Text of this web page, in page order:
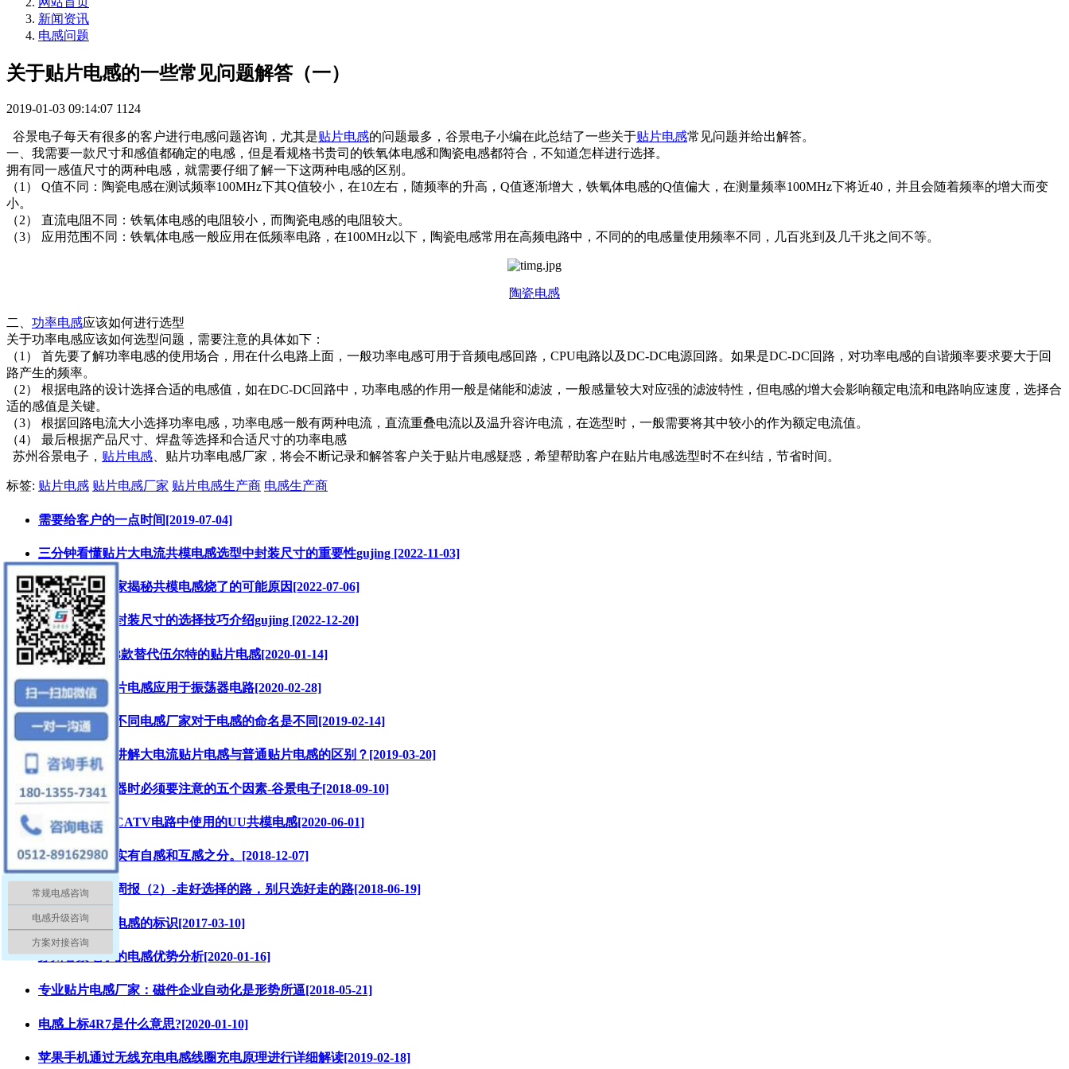
新闻资讯
电感问题
关于贴片电感的一些常见问题解答（一）
2019-01-03 09:14:07 1124
谷景电子每天有很多的客户进行电感问题咨询，尤其是贴片电感的问题最多，谷景电子小编在此总结了一些关于贴片电感常见问题并给出解答。
一、我需要一款尺寸和感值都确定的电感，但是看规格书贵司的铁氧体电感和陶瓷电感都符合，不知道怎样进行选择。
拥有同一感值尺寸的两种电感，就需要仔细了解一下这两种电感的区别。
（1） Q值不同：陶瓷电感在测试频率100MHz下其Q值较小，在10左右，随频率的升高，Q值逐渐增大，铁氧体电感的Q值偏大，在测量频率100MHz下将近40，并且会随着频率的增大而变
小。
（2） 直流电阻不同：铁氧体电感的电阻较小，而陶瓷电感的电阻较大。
（3） 应用范围不同：铁氧体电感一般应用在低频率电路，在100MHz以下，陶瓷电感常用在高频电路中，不同的的电感量使用频率不同，几百兆到及几千兆之间不等。
陶瓷电感
二、 功率电感应该如何进行选型
关于功率电感应该如何选型问题，需要注意的具体如下：
（1） 首先要了解功率电感的使用场合，用在什么电路上面，一般功率电感可用于音频电感回路，CPU电路以及DC-DC电源回路。如果是DC-DC回路，对功率电感的自谐频率要求要大于回
路产生的频率。
（2） 根据电路的设计选择合适的电感值，如在DC-DC回路中，功率电感的作用一般是储能和滤波，一般感量较大对应强的滤波特性，但电感的增大会影响额定电流和电路响应速度，选择合
适的感值是关键。
（3） 根据回路电流大小选择功率电感，功率电感一般有两种电流，直流重叠电流以及温升容许电流，在选型时，一般需要将其中较小的作为额定电流值。
（4） 最后根据产品尺寸、焊盘等选择和合适尺寸的功率电感
苏州谷景电子， 贴片电感 、贴片功率电感厂家，将会不断记录和解答客户关于贴片电感疑惑，希望帮助客户在贴片电感选型时不在纠结，节省时间。
标签: 贴片电感 贴片电感厂家 贴片电感生产商 电感生产商
需要给客户的一点时间[2019-07-04]
三分钟看懂贴片大电流共模电感选型中封装尺寸的重要性gujing [2022-11-03]
车规级电感厂家揭秘共模电感烧了的可能原因[2022-07-06]
插件磁环电感封装尺寸的选择技巧介绍gujing [2022-12-20]
由客户挑选的3款替代伍尔特的贴片电感[2020-01-14]
谷景GCDH贴片电感应用于振荡器电路[2020-02-28]
【电感厂家】不同电感厂家对于电感的命名是不同[2019-02-14]
谷景电子为您讲解大电流贴片电感与普通贴片电感的区别？[2019-03-20]
选用贴片电感器时必须要注意的五个因素-谷景电子[2018-09-10]
电感厂家提供CATV电路中使用的UU共模电感[2020-06-01]
贴片电感器其实有自感和互感之分。[2018-12-07]
苏州谷景电子周报（2）-走好选择的路，别只选好走的路[2018-06-19]
苏州谷景色环电感的标识[2017-03-10]
苏州谷景电子的电感优势分析[2020-01-16]
专业贴片电感厂家：磁件企业自动化是形势所逼[2018-05-21]
电感上标4R7是什么意思?[2020-01-10]
苹果手机通过无线充电电感线圈充电原理进行详细解读[2019-02-18]
常规电感咨询
电感升级咨询
方案对接咨询